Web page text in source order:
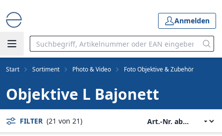
Anmelden
Start Sortiment Photo & Video Foto Objektive & Zubehör
Objektive L Bajonett
FILTER (21 von 21)